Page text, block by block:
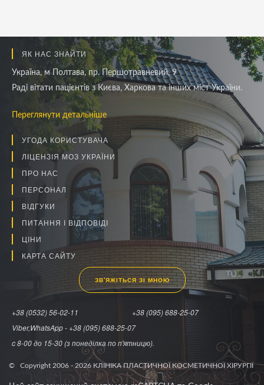
ЯК НАС ЗНАЙТИ
Україна, м Полтава, пр. Першотравневий, 9
Раді вітати пацієнтів з Києва, Харкова та інших міст України.
Переглянути детальніше
УГОДА КОРИСТУВАЧА
ЛІЦЕНЗІЯ МОЗ УКРАЇНИ
ЗВ'ЯЖІТЬСЯ ЗІ МНОЮ
+38 (0532) 56-02-11
+38 (095) 688-25-07
Viber,WhatsApp - +38 (095) 688-25-07
c 8-00 до 15-30 (з понеділка по п'ятницю).
ПРО НАС
ПЕРСОНАЛ
ВІДГУКИ
ПИТАННЯ І ВІДПОВІДІ
ЦІНИ
КАРТА САЙТУ
© Copyright 2006 - 2026 КЛІНІКА ПЛАСТИЧНОЇ КОСМЕТИЧНОЇ ХІРУРГІЇ